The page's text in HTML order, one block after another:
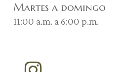
Martes a domingo
11:00 a.m. a 6:00 p.m.